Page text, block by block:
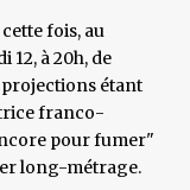
fois, au
12, à 20h, de
projections étant
franco-
pour fumer"
long-métrage.